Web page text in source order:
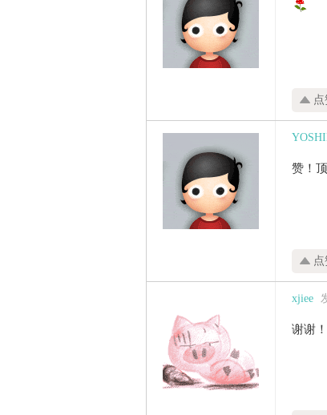
点
赞！
点
xjiee
谢谢！